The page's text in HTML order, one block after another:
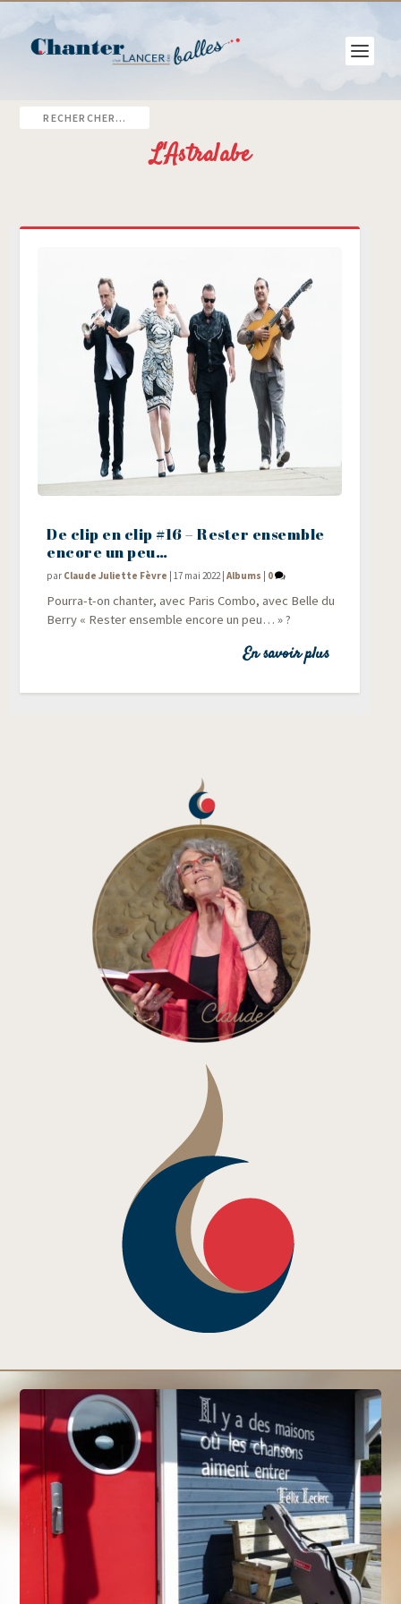
L'Astralabe
De clip en clip #16 – Rester ensemble
encore un peu…
par Claude Juliette Fèvre | 17 mai 2022 |Albums | 0
Pour­ra-t-on chan­ter, avec Paris Com­bo, avec Belle du
Ber­ry « Res­ter ensemble encore un peu… » ?
En savoir plus